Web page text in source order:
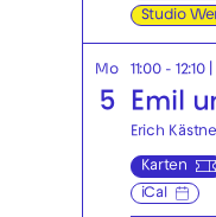
Studio
Mo
5
11:00 - 12:10
Emil
Erich
Karten
iCal